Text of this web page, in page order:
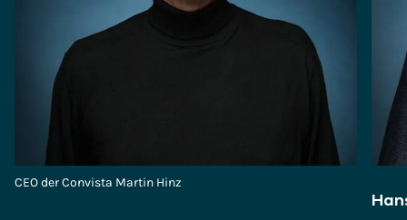
CEO der Convista Martin Hinz